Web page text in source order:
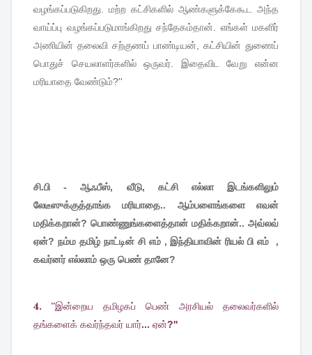
வழங்கப்படுகிறது
மற்ற கட்சிகளில் ஆண்களுக்கேகூட
அந்த
வாய்ப்பு வழங்கப்படுமாங்கிறது சந்தேகம்தான் எங்கள் மகளிர்
அணியின் தலைவி சற்குணப் பாண்டியன் கட்சியின் துணைப்
பொதுச்
செயலாளர்களில் ஒருவர் இதைவிட வேறு
என்ன
மரியாதை வேண்டும்?''
சி.பி - ஆஃபீஸ், வீடு, கட்சி எல்லா இடங்களிலும்
லேடீஸுக்குத்தாங்க மரியாதை.. ஆம்பளைங்களை எவன்
மதிக்கறான்? பொண்ணுங்களைத்தான் மதிக்கறான்.. அவ்லவ்
ஏன்? நம்ம தமிழ் நாட்டின் சி எம் , இந்தியாவின் ரியல் பி எம் ,
கவர்னர் எல்லாம் ஒரு பெண்தானே?
4. ''இன்றைய தமிழகப் பெண் அரசியல்
தலைவர்களில்
தங்களைக் கவர்ந்தவர் யார்... ஏன்?''